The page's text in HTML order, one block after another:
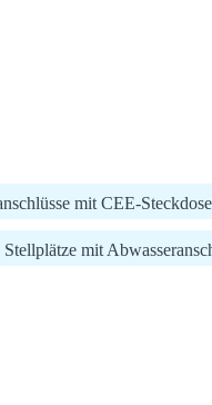
mit CEE-
Stellplätze mit